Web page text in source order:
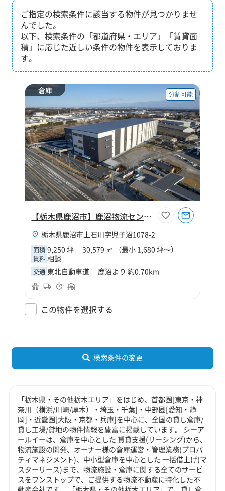
ご指定の検索条件に該当する物件が見つかりませ
んでした。
以下、検索条件の「都道府県・エリア」「賃貸面
積」に応じた近しい条件の物件を表示しておりま
す。
倉庫 分割可能
【栃木県鹿沼市】鹿沼物流センター
栃木県鹿沼市上石川字児子沼1078-2
面積 9,250 坪 30,579 ㎡ （最小 1,680 坪～）
賃料 相談
交通 東北自動車道 鹿沼より 約0.70km
この物件を選択する
検索条件の変更
「栃木県・その他栃木エリア」をはじめ、首都圏[東京・神
奈川（横浜/川崎/厚木）・埼玉・千葉]・中部圏[愛知・静
岡]・近畿圏[大阪・京都・兵庫]を中心に、全国の貸し倉庫/
貸し工場/貸地の物件情報を豊富に掲載しています。 シーア
ールイーは、倉庫を中心とした 賃貸支援(リーシング)から、
物流施設の開発、オーナー様の倉庫運営・管理業務(プロパ
ティマネジメント)、中小型倉庫を中心とした 一括借上げ(マ
スターリース)まで、物流施設・倉庫に関する全てのサービ
スをワンストップで、ご提供する物流不動産に特化した不